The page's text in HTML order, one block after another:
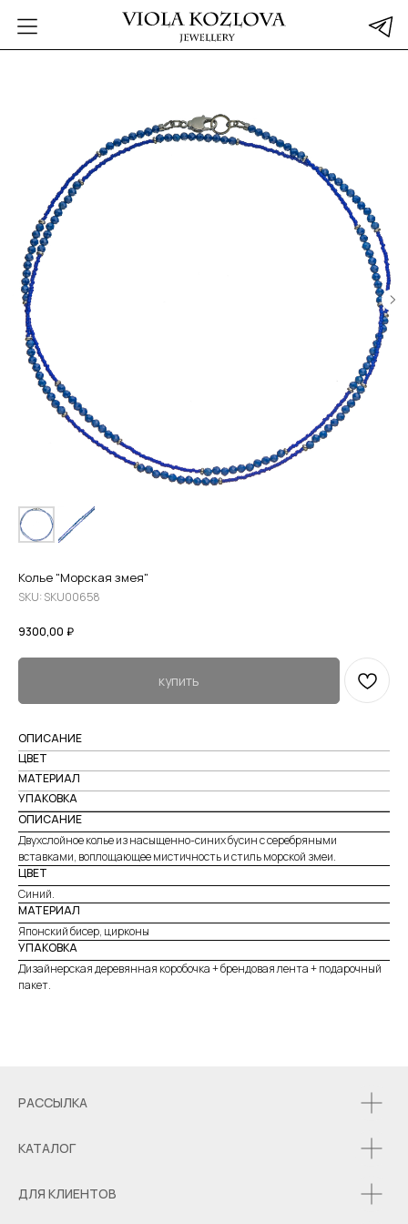
Колье "Морская змея"
SKU: SKU00658
9300,00 ₽
купить
ОПИСАНИЕ
ЦВЕТ
МАТЕРИАЛ
УПАКОВКА
ОПИСАНИЕ
Двухслойное колье из насыщенно-синих бусин с серебряными
вставками, воплощающее мистичность и стиль морской змеи.
ЦВЕТ
Синий.
МАТЕРИАЛ
Японский бисер, цирконы
УПАКОВКА
Дизайнерская деревянная коробочка + брендовая лента + подарочный
пакет.
РАССЫЛКА
КАТАЛОГ
ДЛЯ КЛИЕНТОВ